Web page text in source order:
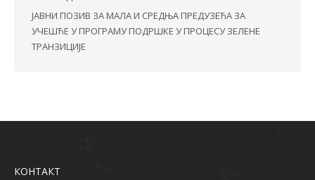
ЈАВНИ ПОЗИВ ЗА МАЛА И СРЕДЊА ПРЕДУЗЕЋА ЗА
УЧЕШЋЕ У ПРОГРАМУ ПОДРШКЕ У ПРОЦЕСУ ЗЕЛЕНЕ
ТРАНЗИЦИЈЕ
КОНТАКТ